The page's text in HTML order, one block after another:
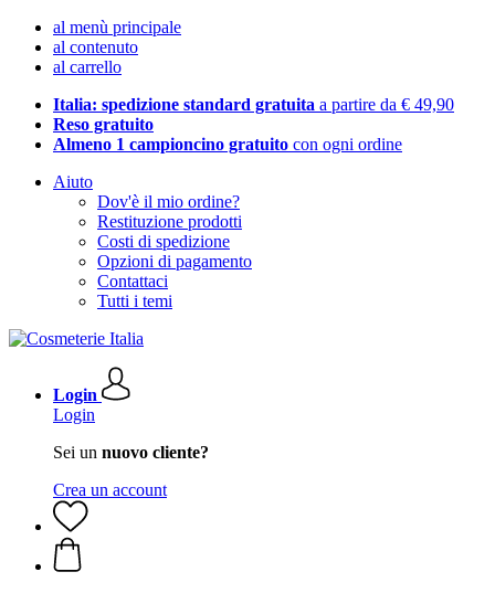
al menù principale
al contenuto
al carrello
Italia: spedizione standard gratuita a partire da € 49,90
Reso gratuito
Almeno 1 campioncino gratuito con ogni ordine
Aiuto
Dov'è il mio ordine?
Restituzione prodotti
Costi di spedizione
Opzioni di pagamento
Contattaci
Tutti i temi
Login
Login
Sei un nuovo cliente?
Crea un account